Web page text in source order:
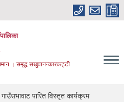
। समृद्ध सखुवानन्कारकट्टी
पारित विस्तृत कार्यक्रम